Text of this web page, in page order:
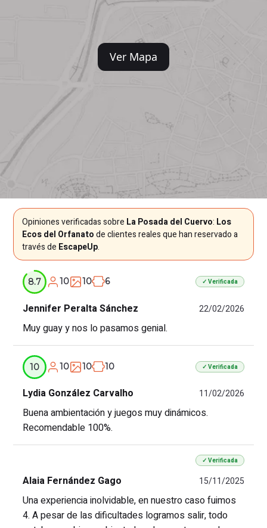
Ver Mapa
Opiniones verificadas sobre La Posada del Cuervo: Los
Ecos del Orfanatode clientes reales que han reservado a
través de EscapeUp.
8.7 10 10 6 ✓ Verificada
Jennifer Peralta Sánchez 22/02/2026
Muy guay y nos lo pasamos genial.
10 10 10 10 ✓ Verificada
Lydia González Carvalho 11/02/2026
Buena ambientación y juegos muy dinámicos.
Recomendable 100%.
✓ Verificada
Alaia Fernández Gago 15/11/2025
Una experiencia inolvidable, en nuestro caso fuimos
4. A pesar de las dificultades logramos salir, todo